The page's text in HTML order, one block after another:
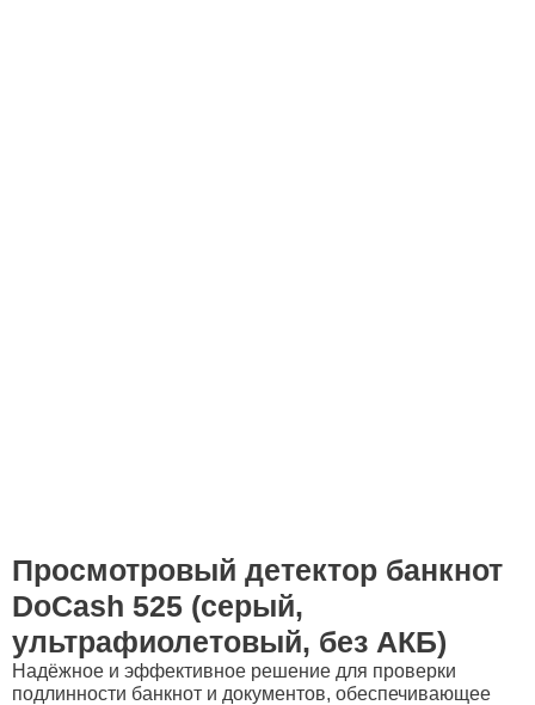
Просмотровый детектор банкнот
DoCash 525 (серый,
ультрафиолетовый, без АКБ)
Надёжное и эффективное решение для проверки
подлинности банкнот и документов, обеспечивающее